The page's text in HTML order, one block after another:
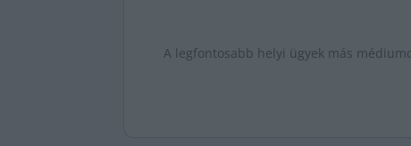
A legfontosabb helyi ügyek más